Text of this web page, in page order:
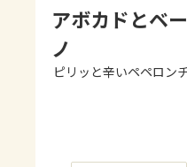
アボカドとベ
ノ
ピリッと辛いペペロン